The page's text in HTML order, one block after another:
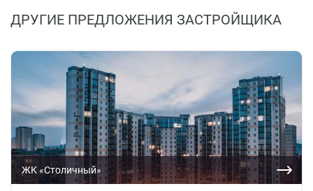
ДРУГИЕ ПРЕДЛОЖЕНИЯ ЗАСТРОЙЩИКА
ЖК «Столичный»